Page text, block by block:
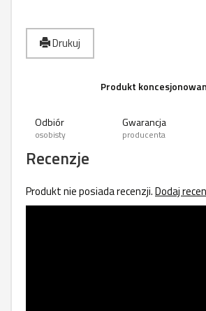
Drukuj
Produkt
Odbiór
osobisty
Gwarancja
producenta
Recenzje
Produkt nie posiada recenzji.Dodaj